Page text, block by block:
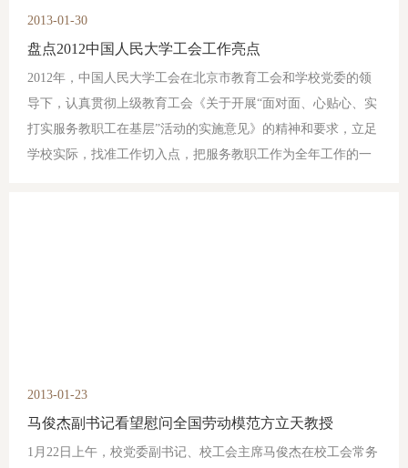
2013-01-30
盘点2012中国人民大学工会工作亮点
2012年，中国人民大学工会在北京市教育工会和学校党委的领
导下，认真贯彻上级教育工会《关于开展“面对面、心贴心、实
打实服务教职工在基层”活动的实施意见》的精神和要求，立足
学校实际，找准工作切入点，把服务教职工作为全年工作的一
2013-01-23
马俊杰副书记看望慰问全国劳动模范方立天教授
1月22日上午，校党委副书记、校工会主席马俊杰在校工会常务